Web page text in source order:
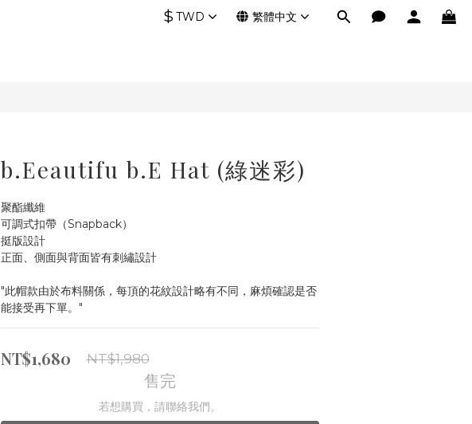
$ TWD 繁體中文
b.Eeautifu b.E Hat (綠迷彩)
聚酯纖維
可調式扣帶（Snapback）
挺版設計
正面、側面與背面皆有刺繡設計
"此帽款由於布料關係，每頂的花紋設計略有不同，麻煩確認是否
能接受再下單。"
NT$1,680 NT$1,980
售完
若想購買，請聯絡我們。